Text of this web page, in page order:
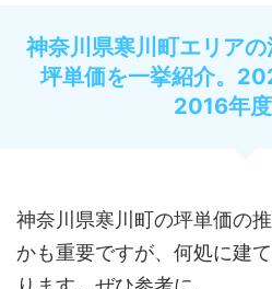
神奈川県寒川町エリア
坪単価を一挙紹介。
2016年度
神奈川県寒川町の坪単価の
かも重要ですが、何処に建